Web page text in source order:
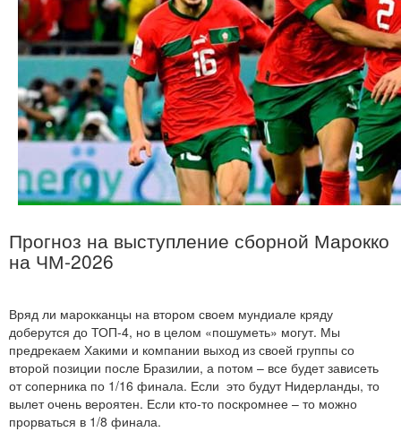
Прогноз на выступление сборной Марокко
на ЧМ-2026
Вряд ли марокканцы на втором своем мундиале кряду
доберутся до ТОП-4, но в целом «пошуметь» могут. Мы
предрекаем Хакими и компании выход из своей группы со
второй позиции после Бразилии, а потом – все будет зависеть
от соперника по 1/16 финала. Если это будут Нидерланды, то
вылет очень вероятен. Если кто-то поскромнее – то можно
прорваться в 1/8 финала.